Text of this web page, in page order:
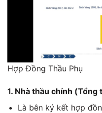
Hợp Đồng Thầu Phụ
1. Nhà thầu chính (Tổng
Là bên ký kết hợp